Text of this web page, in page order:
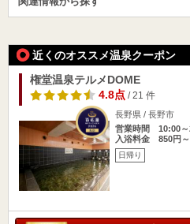
近くのオススメ温泉クーポン
権堂温泉テルメDOME
4.8点/ 21 件
長野県 / 長野市
営業時間 10:00～
入浴料金 850円～
日帰り